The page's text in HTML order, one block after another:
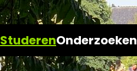
StuderenOnderzoeken